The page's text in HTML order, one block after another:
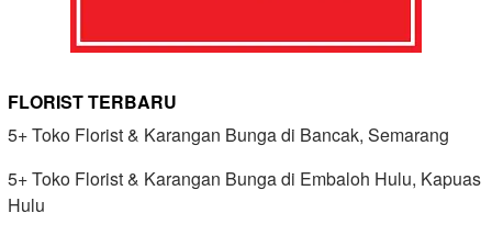
FLORIST TERBARU
5+ Toko Florist & Karangan Bunga di Bancak, Semarang
5+ Toko Florist & Karangan Bunga di Embaloh Hulu, Kapuas
Hulu